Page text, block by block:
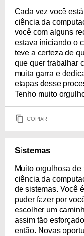
Cada vez você
ciência da
você com alguns
estava iniciando o
teve a certeza de
que quer trabalhar
muita garra e
etapas desse
Tenho muito
COPIAR
Sistemas
Muito orgulhosa de
ciência da
de sistemas. Você
puder fazer por
escolher um
assim tão
então. Novas